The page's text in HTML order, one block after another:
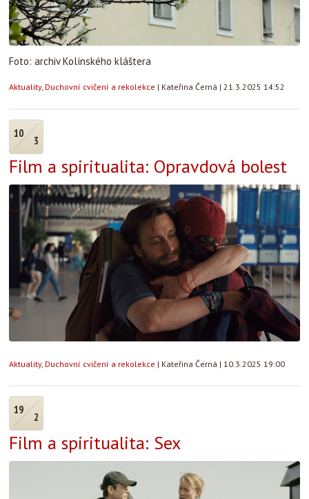
Foto: archiv Kolínského kláštera
Aktuality, Duchovní cvičení a rekolekce | Kateřina Černá | 21.3.2025 14:52
10
3
Film a spiritualita: Opravdová bolest
Aktuality, Duchovní cvičení a rekolekce | Kateřina Černá | 10.3.2025 19:00
19
2
Film a spiritualita: Sex